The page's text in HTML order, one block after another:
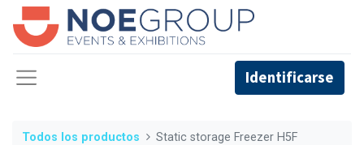
Identificarse
Todos los productos Static storage Freezer H5F